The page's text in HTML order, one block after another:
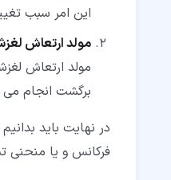
این امر سبب
مولد ارتعاش
مولد ارتعاش
برگشت انجام می
در نهایت باید
فرکانس و یا منحنی